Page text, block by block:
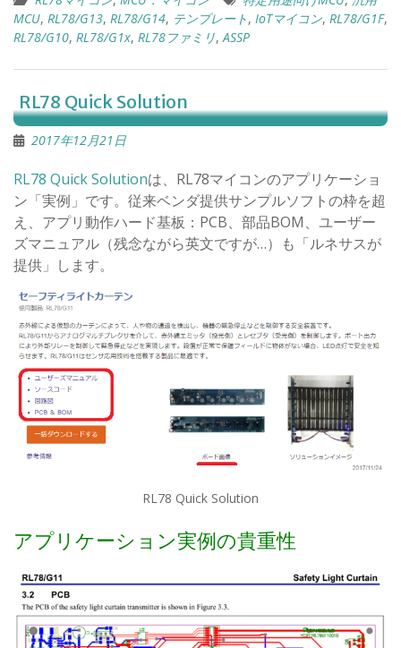
MCU, RL78/G13, RL78/G14, テンプレート, IoTマイコン, RL78/G1F,
RL78/G10, RL78/G1x, RL78ファミリ,ASSP
RL78 Quick Solution
2017年12月21日
RL78 Quick Solutionは、RL78マイコンのアプリケーショ
ン「実例」です。従来ベンダ提供サンプルソフトの枠を超
え、アプリ動作ハード基板：PCB、部品BOM、ユーザー
ズマニュアル（残念ながら英文ですが…）も「ルネサスが
提供」します。
RL78 Quick Solution
アプリケーション実例の貴重性